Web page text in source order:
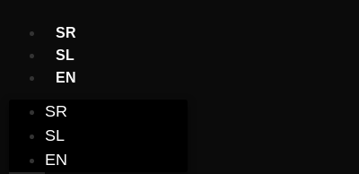
sadržaj
SR
SL
EN
SR
SL
EN